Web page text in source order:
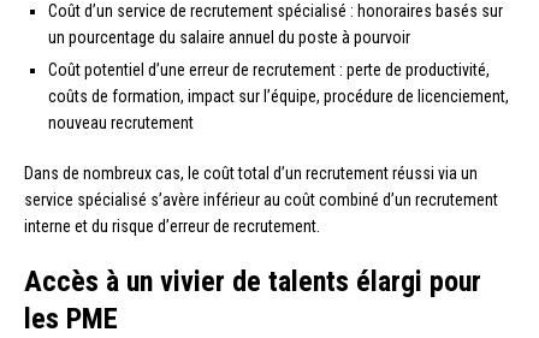
Coût d’un service de recrutement spécialisé : honoraires basés sur
un pourcentage du salaire annuel du poste à pourvoir
Coût potentiel d’une erreur de recrutement : perte de productivité,
coûts de formation, impact sur l’équipe, procédure de licenciement,
nouveau recrutement
Dans de nombreux cas, le coût total d’un recrutement réussi via un
service spécialisé s’avère inférieur au coût combiné d’un recrutement
interne et du risque d’erreur de recrutement.
Accès à un vivier de talents élargi pour
les PME